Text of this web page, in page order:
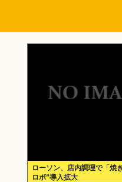
ローソン、店内調理で「焼
ロボ”導入拡大